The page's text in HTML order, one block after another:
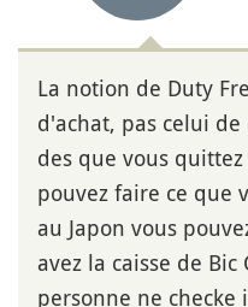
La notion de Duty
d'achat, pas celui
des que vous
pouvez faire ce que
au Japon vous
avez la caisse de
personne ne